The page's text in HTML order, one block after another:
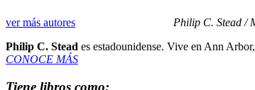
ver más autores
Philip C. Stead /
Philip C. Stead es estadounidense. Vive en Ann
CONOCE MÁS
Tiene libros como: